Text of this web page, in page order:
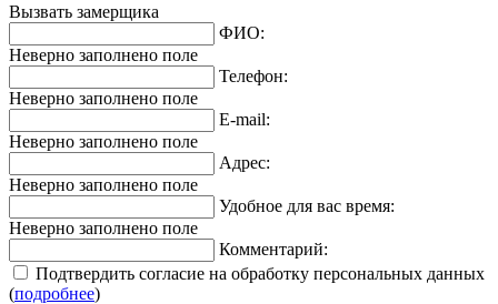
Вызвать замерщика
ФИО:
Неверно заполнено поле
Телефон:
Неверно заполнено поле
E-mail:
Неверно заполнено поле
Адрес:
Неверно заполнено поле
Удобное для вас время:
Неверно заполнено поле
Комментарий:
Подтвердить согласие на обработку персональных данных
(подробнее)